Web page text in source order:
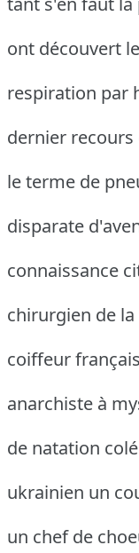
ont découvert
respiration par
dernier
le terme de
disparate
connaissance
chirurgien de
coiffeur
anarchiste à
de natation
ukrainien un
un chef de